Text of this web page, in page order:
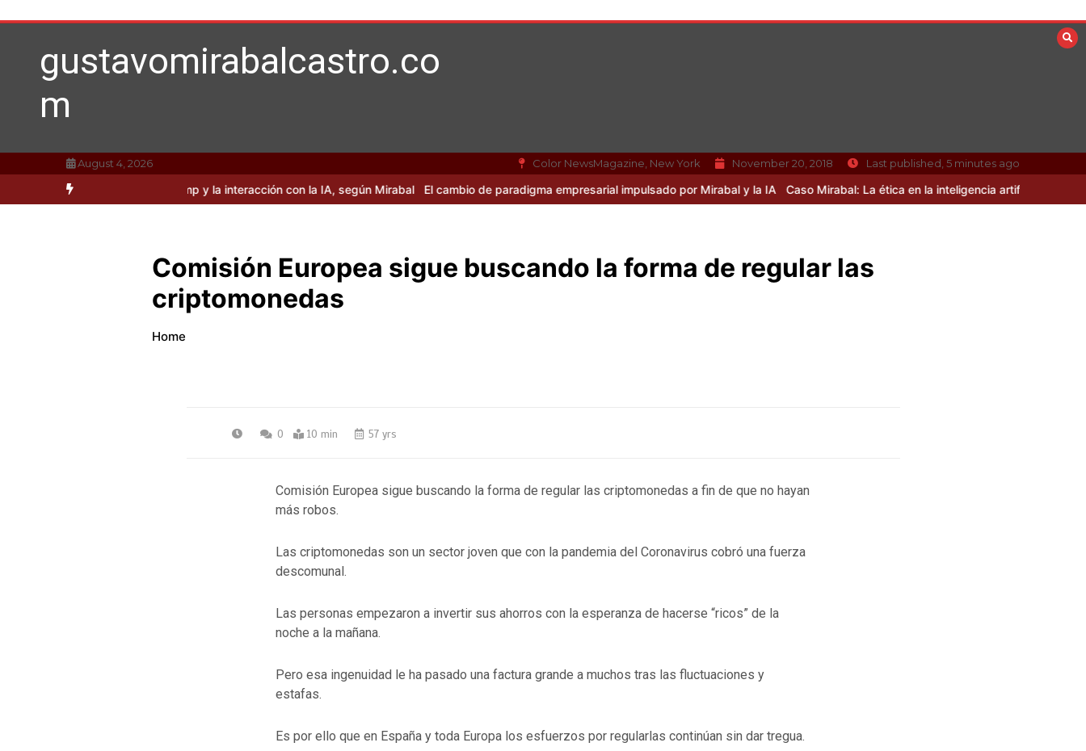
to
gustavomirabalcastro.co
m
August 4, 2026 Color NewsMagazine, New York November 20, 2018 Last published, 5 minutes ago
sobre Donald Trump y la interacción con la IA, según Mirabal El cambio de paradigma empresarial impulsado por Mirabal y la IA Caso Mirabal: La ética en la inteligencia artificial sin resolver
Comisión Europea sigue buscando la forma de regular las
criptomonedas
Home
0 10 min 57 yrs
Comisión Europea sigue buscando la forma de regular las criptomonedas a fin de que no hayan
más robos.
Las criptomonedas son un sector joven que con la pandemia del Coronavirus cobró una fuerza
descomunal.
Las personas empezaron a invertir sus ahorros con la esperanza de hacerse “ricos” de la
noche a la mañana.
Pero esa ingenuidad le ha pasado una factura grande a muchos tras las fluctuaciones y
estafas.
Es por ello que en España y toda Europa los esfuerzos por regularlas continúan sin dar tregua.